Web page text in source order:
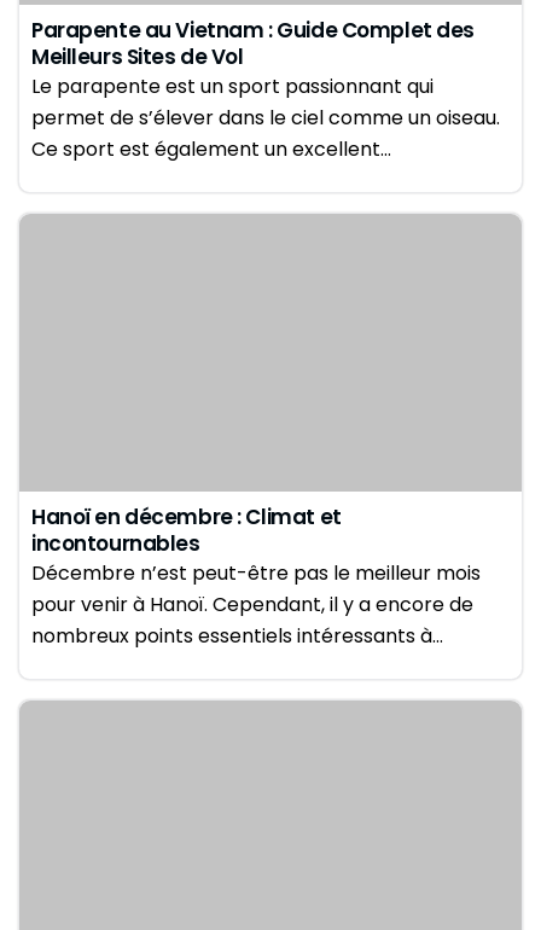
Parapente au Vietnam : Guide Complet des
Meilleurs Sites de Vol
Le parapente est un sport passionnant qui
permet de s’élever dans le ciel comme un oiseau.
Ce sport est également un excellent…
Hanoï en décembre : Climat et
incontournables
Décembre n’est peut-être pas le meilleur mois
pour venir à Hanoï. Cependant, il y a encore de
nombreux points essentiels intéressants à…